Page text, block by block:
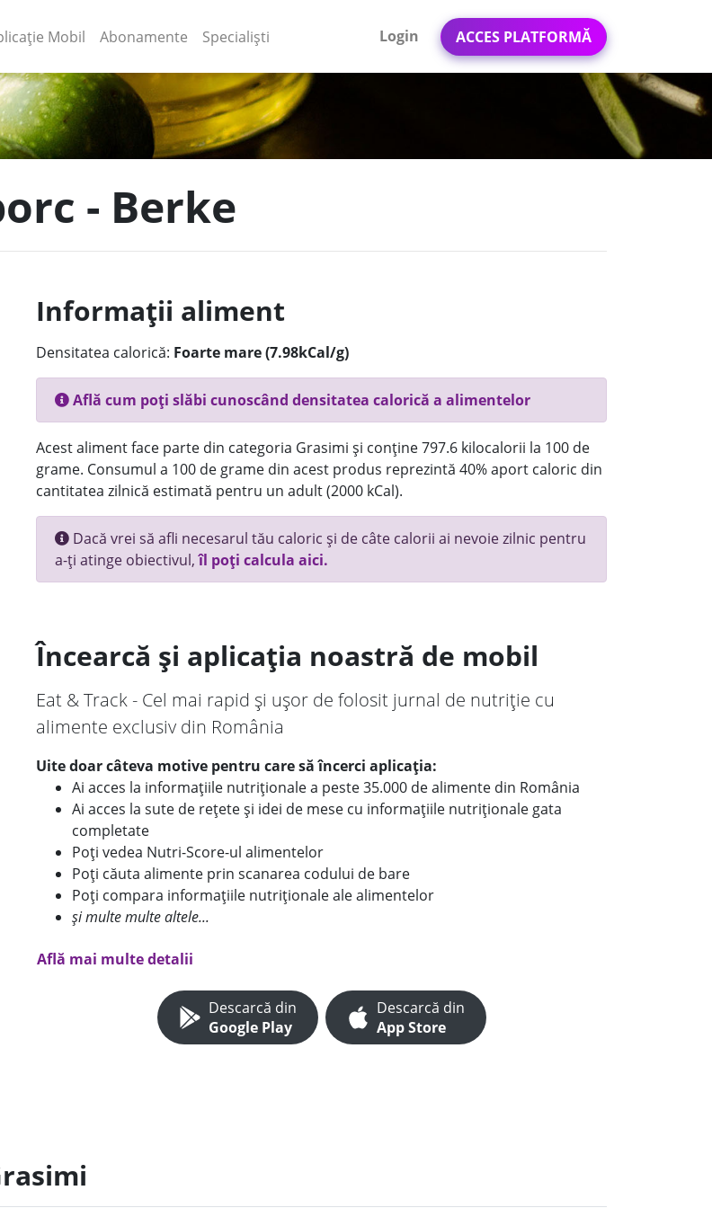
Mobil (current)
Abonamente Specialiști Login ACCES PLATFORMĂ
- Berke
Informații aliment
Densitatea calorică: Foarte mare (7.98kCal/g)
Află cum poți slăbi cunoscând densitatea calorică a alimentelor
Acest aliment face parte din categoria Grasimi și conține 797.6 kilocalorii la 100 de
grame. Consumul a 100 de grame din acest produs reprezintă 40% aport caloric din
cantitatea zilnică estimată pentru un adult (2000 kCal).
Dacă vrei să afli necesarul tău caloric și de câte calorii ai nevoie zilnic pentru
a-ți atinge obiectivul,îl poți calcula aici.
Încearcă și aplicația noastră de mobil
Eat & Track - Cel mai rapid și ușor de folosit jurnal de nutriție cu
alimente exclusiv din România
Uite doar câteva motive pentru care să încerci aplicația:
Ai acces la informațiile nutriționale a peste 35.000 de alimente din România
Ai acces la sute de rețete și idei de mese cu informațiile nutriționale gata
completate
Poți vedea Nutri-Score-ul alimentelor
Poți căuta alimente prin scanarea codului de bare
Poți compara informațiile nutriționale ale alimentelor
și multe multe altele...
Află mai multe detalii
Descarcă din
Google Play
Descarcă din
App Store